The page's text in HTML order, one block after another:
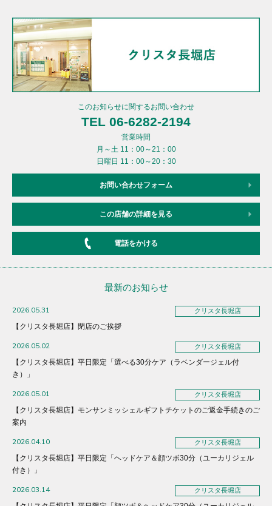
このお知らせに関するお問い合わせ
TEL 06-6282-2194
営業時間
月～土 11：00～21：00
日曜日 11：00～20：30
お問い合わせフォーム
この店舗の詳細を見る
電話をかける
最新のお知らせ
2026.05.31 クリスタ長堀店
【クリスタ長堀店】閉店のご挨拶
2026.05.02 クリスタ長堀店
【クリスタ長堀店】平日限定「選べる30分ケア（ラベンダージェル付
き）」
2026.05.01 クリスタ長堀店
【クリスタ長堀店】モンサンミッシェルギフトチケットのご返金手続きのご
案内
2026.04.10 クリスタ長堀店
【クリスタ長堀店】平日限定「ヘッドケア＆顔ツボ30分（ユーカリジェル
付き）」
2026.03.14 クリスタ長堀店